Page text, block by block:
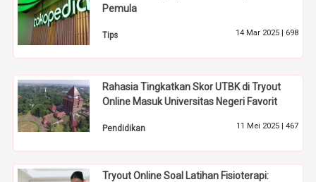
Pemula
Tips 14 Mar 2025 | 698
Rahasia Tingkatkan Skor UTBK di Tryout
Online Masuk Universitas Negeri Favorit
Pendidikan 11 Mei 2025 | 467
Tryout Online Soal Latihan Fisioterapi: